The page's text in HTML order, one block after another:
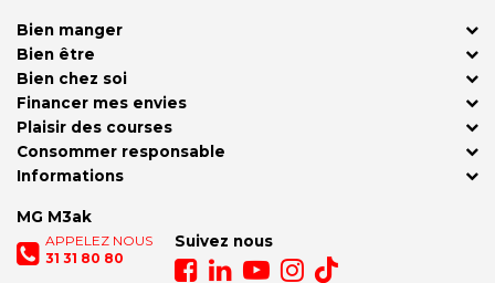
Bien manger
Bien être
Bien chez soi
Financer mes envies
Plaisir des courses
MG M3ak
APPELEZ NOUS
31 31 80 80
Suivez nous
Consommer responsable
Informations